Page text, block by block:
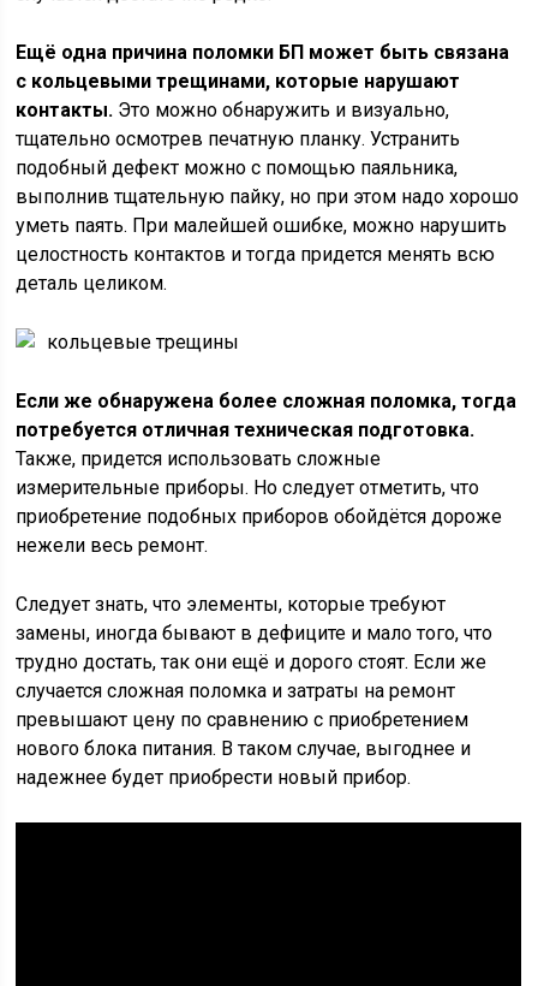
Ещё одна причина поломки БП может быть связана
с кольцевыми трещинами, которые нарушают
контакты. Это можно обнаружить и визуально,
тщательно осмотрев печатную планку. Устранить
подобный дефект можно с помощью паяльника,
выполнив тщательную пайку, но при этом надо хорошо
уметь паять. При малейшей ошибке, можно нарушить
целостность контактов и тогда придется менять всю
деталь целиком.
кольцевые трещины
Если же обнаружена более сложная поломка, тогда
потребуется отличная техническая подготовка.
Также, придется использовать сложные
измерительные приборы. Но следует отметить, что
приобретение подобных приборов обойдётся дороже
нежели весь ремонт.
Следует знать, что элементы, которые требуют
замены, иногда бывают в дефиците и мало того, что
трудно достать, так они ещё и дорого стоят. Если же
случается сложная поломка и затраты на ремонт
превышают цену по сравнению с приобретением
нового блока питания. В таком случае, выгоднее и
надежнее будет приобрести новый прибор.